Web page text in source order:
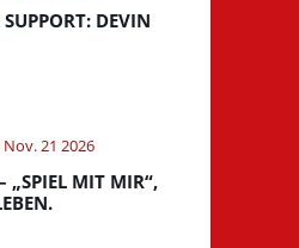
DEVIN
Nov. 21 2026
„SPIEL MIT MIR“,